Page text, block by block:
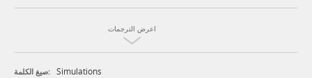
اعرض الترجمات
صيغ الكلمة: Simulations